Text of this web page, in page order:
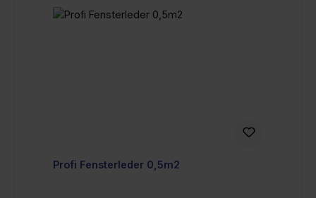
Profi Fensterleder 0,5m2